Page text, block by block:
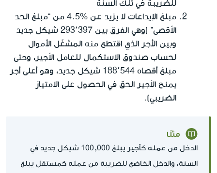
للضريبة في تلك السنة
مبلغ الإيداعات لا يزيد عن %4.5 من "مبلغ الحد
الأقصى" (وهي الفرق بين 293٬397 شيكل جديد
وبين الأجر الذي اقتطع منه المشغّل الأموال
لحساب صندوق الاستكمال للعامل الأجير، وحتى
مبلغ أقصاه 188٬544 شيكل جديد، وهو أعلى أجر
يمنح الأجير الحق في الحصول على الامتياز
الضريبي).
مثلًا
الدخل من عمله كأجير يبلغ 100,000 شيكل جديد في
السنة، والدخل الخاضع للضريبة من عمله كمستقل يبلغ